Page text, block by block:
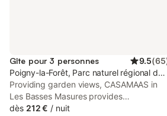
Gîte pour 3 personnes 9.5(65
Poigny-la-Forêt, Parc naturel régional de
Providing garden views, CASAMAAS in
Les Basses Masures provides
accommodation, a garden, a terrace and
dès 212 € / nuit